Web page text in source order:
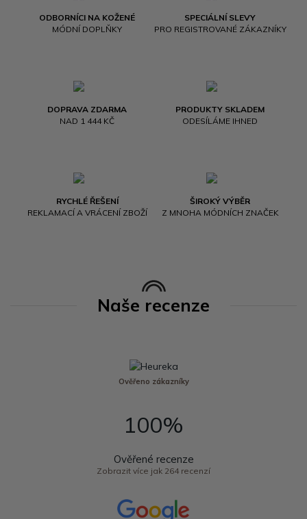
ODBORNÍCI NA KOŽENÉ
MÓDNÍ DOPLŇKY
SPECIÁLNÍ SLEVY
PRO REGISTROVANÉ ZÁKAZNÍKY
DOPRAVA ZDARMA
NAD 1 444 KČ
PRODUKTY SKLADEM
ODESÍLÁME IHNED
RYCHLÉ ŘEŠENÍ
REKLAMACÍ A VRÁCENÍ ZBOŽÍ
ŠIROKÝ VÝBĚR
Z MNOHA MÓDNÍCH ZNAČEK
Naše recenze
Ověřeno zákazníky
100%
Ověřené recenze
Zobrazit více jak 264 recenzí